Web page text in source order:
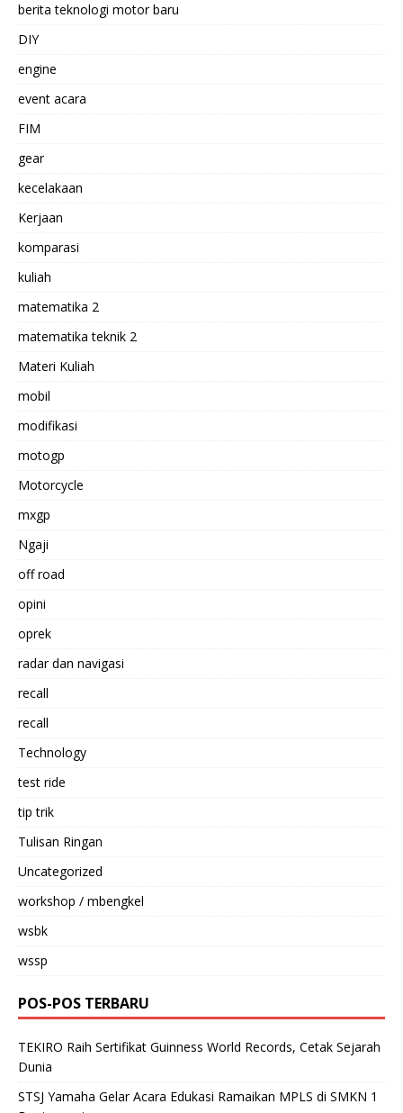
berita teknologi motor baru
DIY
engine
event acara
FIM
gear
kecelakaan
Kerjaan
komparasi
kuliah
matematika 2
matematika teknik 2
Materi Kuliah
mobil
modifikasi
motogp
Motorcycle
mxgp
Ngaji
off road
opini
oprek
radar dan navigasi
recall
recall
Technology
test ride
tip trik
Tulisan Ringan
Uncategorized
workshop / mbengkel
wsbk
wssp
POS-POS TERBARU
TEKIRO Raih Sertifikat Guinness World Records, Cetak Sejarah
Dunia
STSJ Yamaha Gelar Acara Edukasi Ramaikan MPLS di SMKN 1